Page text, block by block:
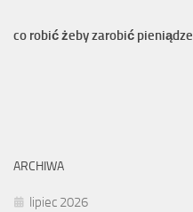
co robić żeby zarobić pieniądze
ARCHIWA
lipiec 2026